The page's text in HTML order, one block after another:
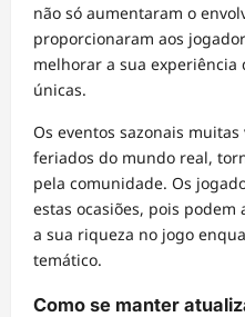
não só aumentaram o
proporcionaram aos
melhorar a sua experiência
únicas.
Os eventos sazonais
feriados do mundo real,
pela comunidade. Os
estas ocasiões, pois
a sua riqueza no jogo
temático.
Como se manter